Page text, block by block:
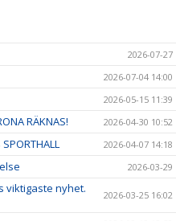
2026-07-27
2026-07-04 14:00
2026-05-15 11:39
RÄKNAS! 2026-04-30 10:52
SPORTHALL 2026-04-07 14:18
2026-03-29
viktigaste nyhet.
2026-03-25 16:02